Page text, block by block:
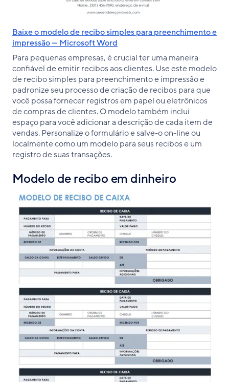
Baixe o modelo de recibo simples para preenchimento e
impressão — Microsoft Word
Para pequenas empresas, é crucial ter uma maneira
confiável de emitir recibos aos clientes. Use este modelo
de recibo simples para preenchimento e impressão e
padronize seu processo de criação de recibos para que
você possa fornecer registros em papel ou eletrônicos
de compras de clientes. O modelo também inclui
espaço para você adicionar a descrição de cada item de
vendas. Personalize o formulário e salve-o on-line ou
localmente como um modelo para seus recibos e um
registro de suas transações.
Modelo de recibo em dinheiro